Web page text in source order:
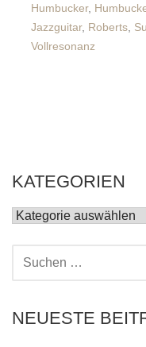
Humbucker,
Jazzguitar, Roberts
Vollresonanz
KATEGORIEN
KATEGORIEN
NEUESTE